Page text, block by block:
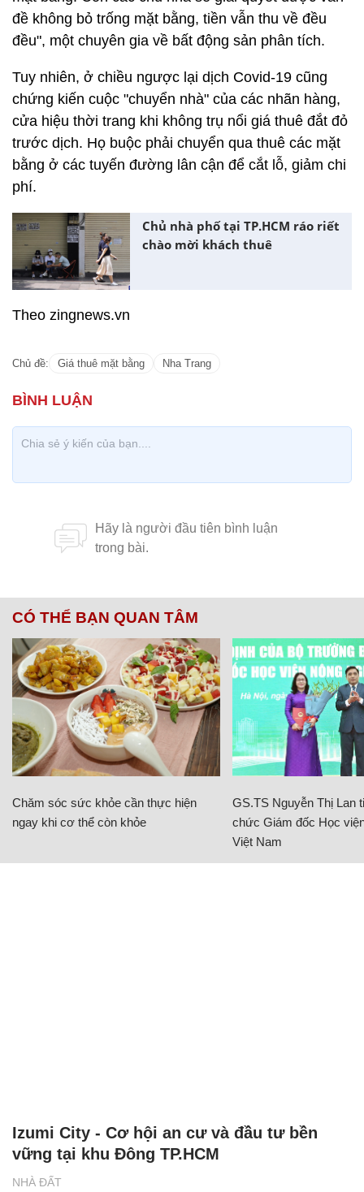
đề không bỏ trống mặt bằng, tiền vẫn thu về đều
đều", một chuyên gia về bất động sản phân tích.
Tuy nhiên, ở chiều ngược lại dịch Covid-19 cũng
chứng kiến cuộc "chuyển nhà" của các nhãn hàng,
cửa hiệu thời trang khi không trụ nổi giá thuê đắt đỏ
trước dịch. Họ buộc phải chuyển qua thuê các mặt
bằng ở các tuyến đường lân cận để cắt lỗ, giảm chi
phí.
Chủ nhà phố tại TP.HCM ráo riết
chào mời khách thuê
Theo zingnews.vn
Chủ đề: Giá thuê mặt bằng Nha Trang
CÓ THỂ BẠN QUAN TÂM
Chăm sóc sức khỏe cần thực hiện
ngay khi cơ thể còn khỏe
GS.TS Nguyễn Thị Lan
chức Giám đốc Học
Việt Nam
NHÀ ĐẤT
Izumi City - Cơ hội an cư và đầu tư bền
vững tại khu Đông TP.HCM